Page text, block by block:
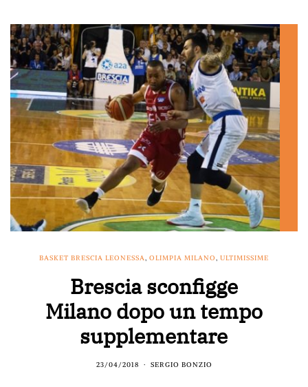
BASKET BRESCIA LEONESSA OLIMPIA MILANO ULTIMISSIME
Brescia sconfigge
Milano dopo un tempo
supplementare
23/04/2018 SERGIO BONZIO